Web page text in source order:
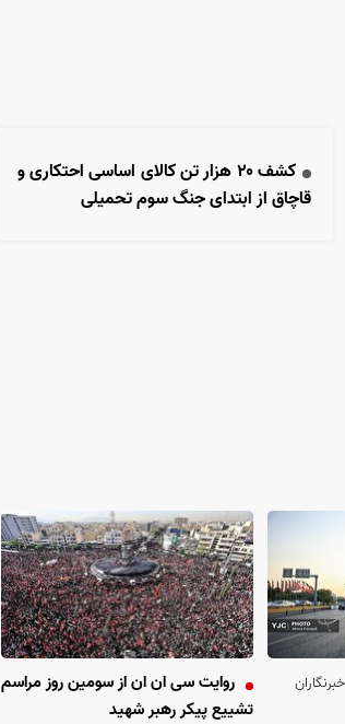
کشف ۲۰ هزار تن کالای اساسی احتکاری و
قاچاق از ابتدای جنگ سوم تحمیلی
روایت سی ان ان از سومین روز مراسم
تشییع پیکر رهبر شهید